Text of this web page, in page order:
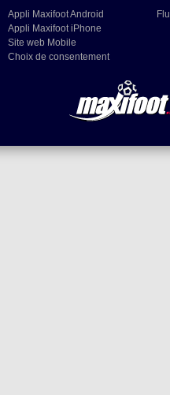
Appli Maxifoot Android
Appli Maxifoot iPhone
Site web Mobile
Choix de consentement